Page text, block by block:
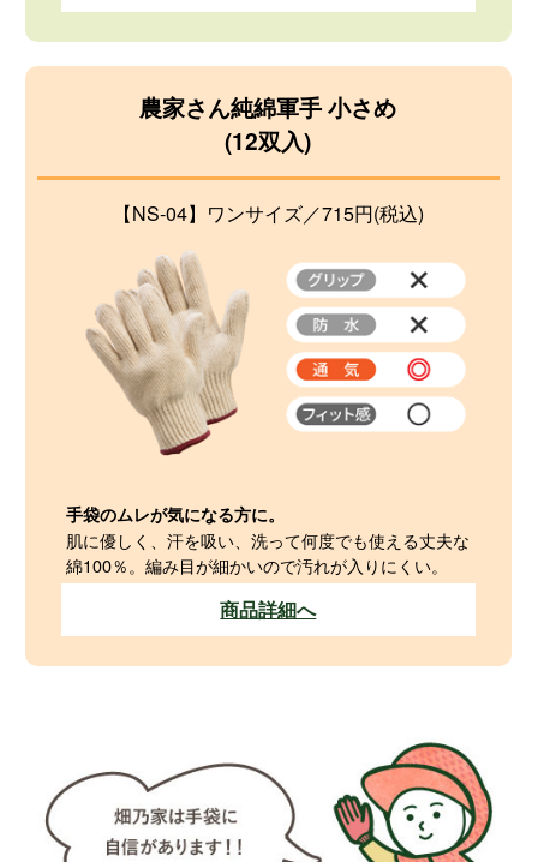
農家さん純綿軍手 小さめ
(12双入)
【NS-04】ワンサイズ／715円(税込)
手袋のムレが気になる方に。
肌に優しく、汗を吸い、洗って何度でも使える丈夫な
綿100％。編み目が細かいので汚れが入りにくい。
商品詳細へ